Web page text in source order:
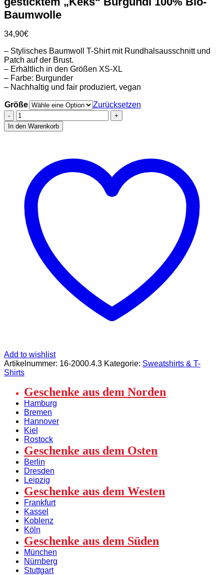
Baumwolle
34,90€
– Stylisches Baumwoll T-Shirt mit Rundhalsausschnitt und
Patch auf der Brust.
– Erhältlich in den Größen XS-XL
– Farbe: Burgunder
– Nachhaltig und fair produziert, vegan
Größe
Zurücksetzen
Stadtliebe®
|
Hannover
gesticktem
„Keks“
Burgundi
100%
Bio-
Baumwolle
Menge
In den Warenkorb
Add to wishlist
Artikelnummer: 16-2000.4.3 Kategorie: Sweatshirts & T-
Shirts
Geschenke aus dem Norden
Hamburg
Bremen
Hannover
Kiel
Rostock
Geschenke aus dem Osten
Berlin
Dresden
Leipzig
Geschenke aus dem Westen
Frankfurt
Kassel
Koblenz
Köln
Geschenke aus dem Süden
München
Nürnberg
Stuttgart